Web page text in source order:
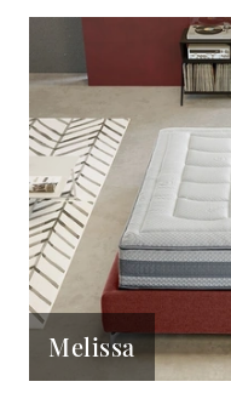
Melissa